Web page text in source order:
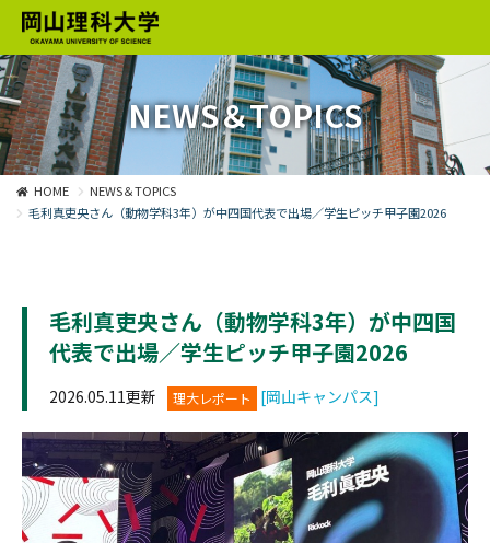
NEWS＆TOPICS
HOME
NEWS＆TOPICS
毛利真吏央さん（動物学科3年）が中四国代表で出場／学生ピッチ甲子園2026
毛利真吏央さん（動物学科3年）が中四国
代表で出場／学生ピッチ甲子園2026
2026.05.11更新 理大レポート [岡山キャンパス]